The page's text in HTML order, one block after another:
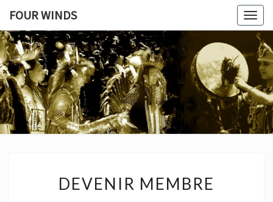
FOUR WINDS
FOUR
WINDS
Un
Pont
Entre
Deux
Mondes
MEMBRE
DEVENIR MEMBRE